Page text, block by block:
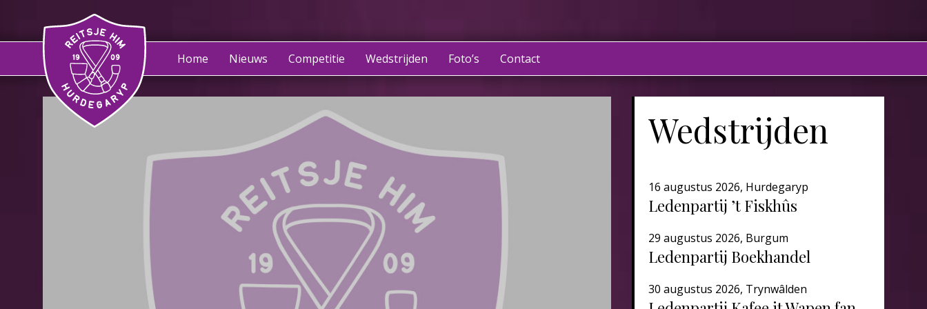
Home Nieuws Competitie Wedstrijden Foto’s Contact
Wedstrijden
16 augustus 2026, Hurdegaryp
Ledenpartij ’t Fiskhûs
29 augustus 2026, Burgum
Ledenpartij Boekhandel
30 augustus 2026, Trynwâlden